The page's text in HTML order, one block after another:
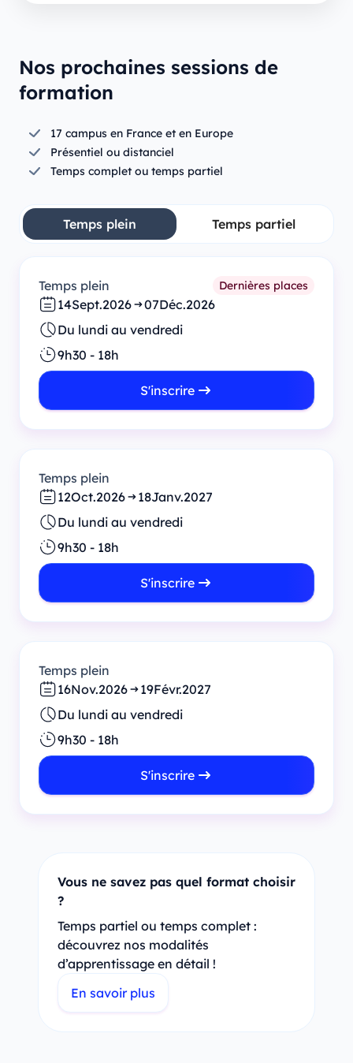
Nos prochaines sessions de
formation
17 campus en France et en Europe
Présentiel ou distanciel
Temps complet ou temps partiel
Temps plein Temps partiel
Temps plein Dernières places
14Sept.2026 07Déc.2026
Du lundi au vendredi
9h30 - 18h
S'inscrire
Temps plein
12Oct.2026 18Janv.2027
Du lundi au vendredi
9h30 - 18h
S'inscrire
Temps plein
16Nov.2026 19Févr.2027
Du lundi au vendredi
9h30 - 18h
S'inscrire
Vous ne savez pas quel format choisir
?
Temps partiel ou temps complet :
découvrez nos modalités
d’apprentissage en détail !
En savoir plus